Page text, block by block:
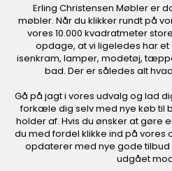
Erling Christensen Møbler er
møbler. Når du klikker rundt på
vores 10.000 kvadratmeter
opdage, at vi ligeledes har
isenkram, lamper, modetøj,
bad. Der er således alt
Gå på jagt i vores udvalg og lad
forkæle dig selv med nye køb til
holder af. Hvis du ønsker at gøre
du med fordel klikke ind på vores
opdaterer med nye gode
udgået